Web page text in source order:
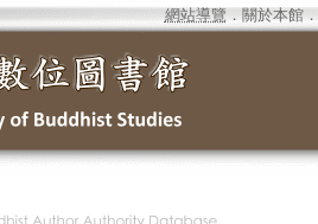
網站導覽 ． 關於本館．